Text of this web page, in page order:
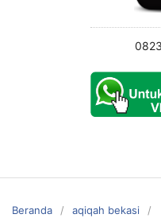
Beranda
aqiqah bekasi